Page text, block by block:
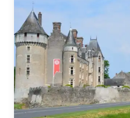
e
cl
u
b
d
e
s
p